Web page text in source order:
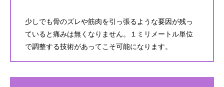
少しでも骨のズレや筋肉を引っ張るような要因が残っ
ていると痛みは無くなりません。１ミリメートル単位
で調整する技術があってこそ可能になります。